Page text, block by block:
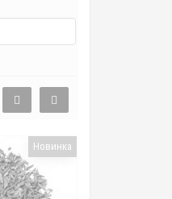
Новинка